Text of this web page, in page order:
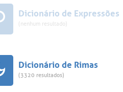
Dicionário de Expressões
(nenhum resultado)
Dicionário de Rimas
(3320 resultados)